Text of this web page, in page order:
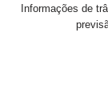
Informações de